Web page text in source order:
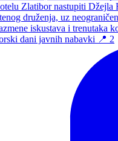
dani javnih nabavki 📍 2